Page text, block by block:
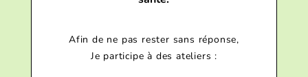
Afin de ne pas rester sans réponse,
Je participe à des ateliers :